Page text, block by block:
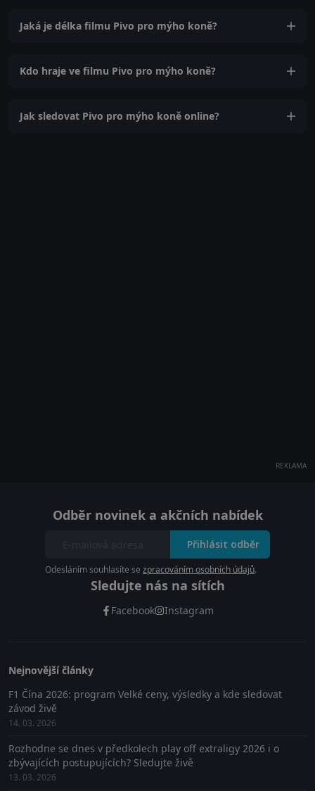
Jaká je délka filmu Pivo pro mýho koně?
Kdo hraje ve filmu Pivo pro mýho koně?
Jak sledovat Pivo pro mýho koně online?
REKLAMA
Odběr novinek a akčních nabídek
Přihlásit odběr
Odesláním souhlasíte se zpracováním osobních údajů.
Sledujte nás na sítích
Facebook Instagram
Nejnovější články
F1 Čína 2026: program Velké ceny, výsledky a kde sledovat
závod živě
14. 03. 2026
Rozhodne se dnes v předkolech play off extraligy 2026 i o
zbývajících postupujících? Sledujte živě
13. 03. 2026